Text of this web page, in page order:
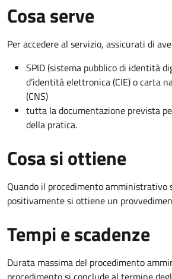
Cosa serve
Per accedere al servizio, assicurati di
SPID (sistema pubblico di identità
d’identità elettronica (CIE) o carta
(CNS)
tutta la documentazione prevista
della pratica.
Cosa si ottiene
Quando il procedimento amministrativo
positivamente si ottiene un
Tempi e scadenze
Durata massima del procedimento